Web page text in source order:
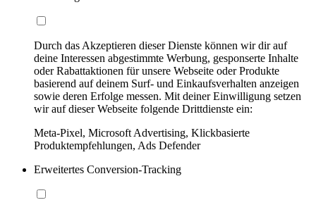
Durch das Akzeptieren dieser Dienste können wir dir auf
deine Interessen abgestimmte Werbung, gesponserte Inhalte
oder Rabattaktionen für unsere Webseite oder Produkte
basierend auf deinem Surf- und Einkaufsverhalten anzeigen
sowie deren Erfolge messen. Mit deiner Einwilligung setzen
wir auf dieser Webseite folgende Drittdienste ein:
Meta-Pixel, Microsoft Advertising, Klickbasierte
Produktempfehlungen, Ads Defender
Erweitertes Conversion-Tracking